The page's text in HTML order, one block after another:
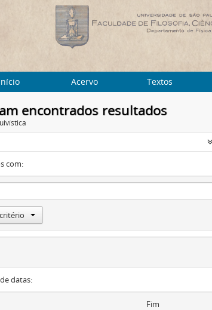
Acervo Textos
encontrados resultados
com:
datas:
Fim